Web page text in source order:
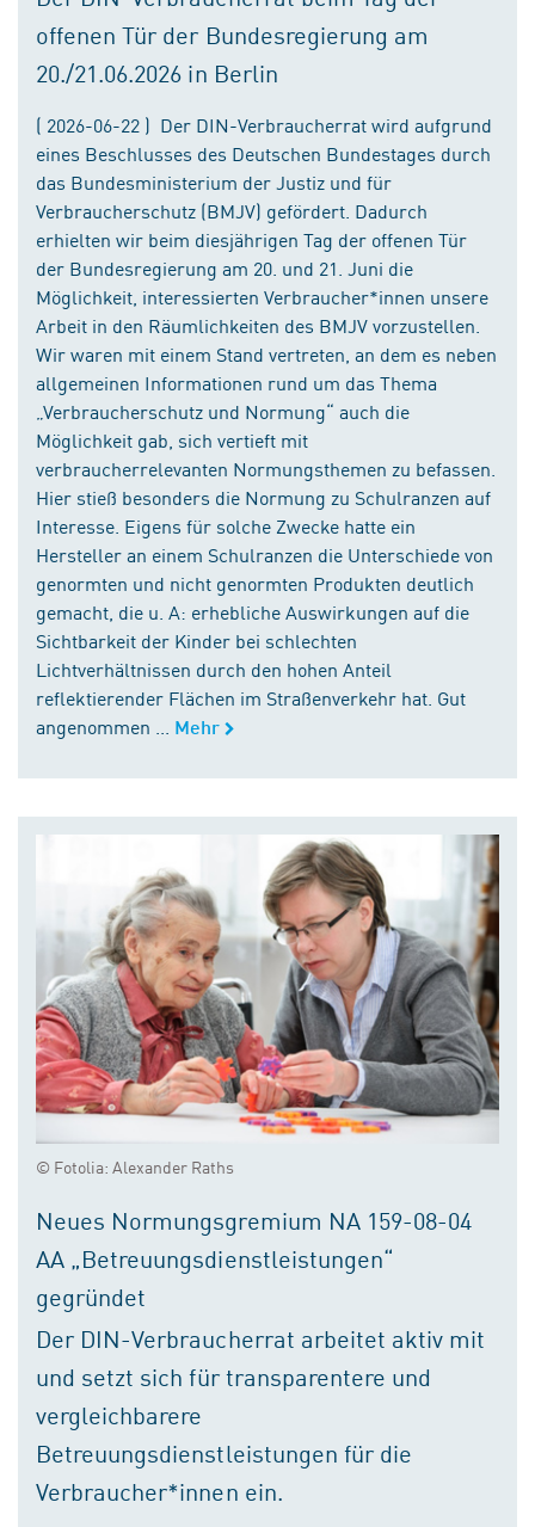
offenen Tür der Bundesregierung am
20./21.06.2026 in Berlin
( 2026-06-22 ) Der DIN-Verbraucherrat wird aufgrund
eines Beschlusses des Deutschen Bundestages durch
das Bundesministerium der Justiz und für
Verbraucherschutz (BMJV) gefördert. Dadurch
erhielten wir beim diesjährigen Tag der offenen Tür
der Bundesregierung am 20. und 21. Juni die
Möglichkeit, interessierten Verbraucher*innen unsere
Arbeit in den Räumlichkeiten des BMJV vorzustellen.
Wir waren mit einem Stand vertreten, an dem es neben
allgemeinen Informationen rund um das Thema
„Verbraucherschutz und Normung“ auch die
Möglichkeit gab, sich vertieft mit
verbraucherrelevanten Normungsthemen zu befassen.
Hier stieß besonders die Normung zu Schulranzen auf
Interesse. Eigens für solche Zwecke hatte ein
Hersteller an einem Schulranzen die Unterschiede von
genormten und nicht genormten Produkten deutlich
gemacht, die u. A: erhebliche Auswirkungen auf die
Sichtbarkeit der Kinder bei schlechten
Lichtverhältnissen durch den hohen Anteil
reflektierender Flächen im Straßenverkehr hat. Gut
angenommen ...
Mehr
© Fotolia: Alexander Raths
Neues Normungsgremium NA 159-08-04
AA „Betreuungsdienstleistungen“
gegründet
Der DIN-Verbraucherrat arbeitet aktiv mit
und setzt sich für transparentere und
vergleichbarere
Betreuungsdienstleistungen für die
Verbraucher*innen ein.